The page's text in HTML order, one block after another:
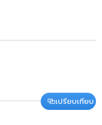
เปรียบเทียบ